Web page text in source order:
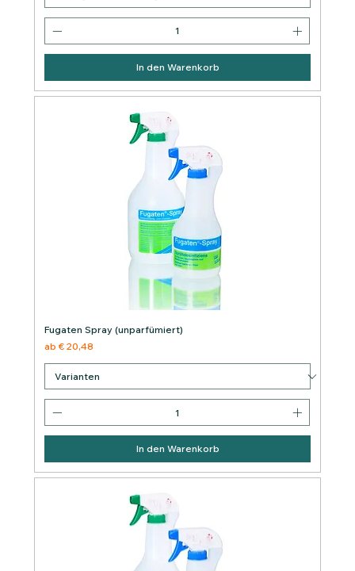
In den Warenkorb
Fugaten Spray (unparfümiert)
ab€ 20,48
Sale-Preis
In den Warenkorb